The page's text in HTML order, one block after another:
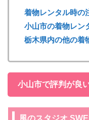
着物レンタル時の
小山市の着物レン
栃木県内の他の着
小山市で評判が良
風のスタジオ